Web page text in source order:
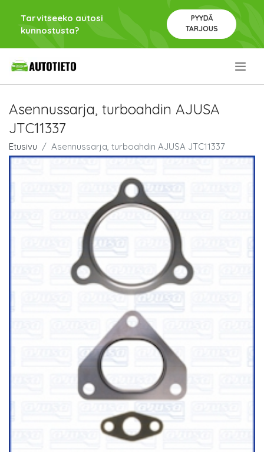
Tarvitseeko autosi
kunnostusta?
PYYDÄ
TARJOUS
Asennussarja, turboahdin AJUSA
JTC11337
Etusivu Asennussarja, turboahdin AJUSA JTC11337